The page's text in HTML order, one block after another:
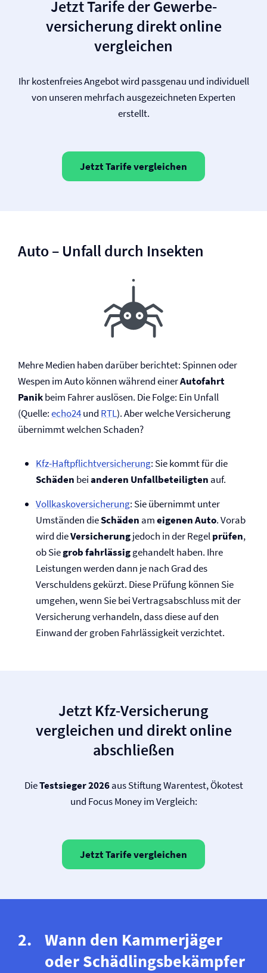
Jetzt Tarife der Gewerbe­
versicherung direkt online
vergleichen
Ihr kostenfreies Angebot wird passgenau und individuell
von unseren mehrfach ausgezeichneten Experten
erstellt.
Jetzt Tarife vergleichen
Auto – Unfall durch Insekten
Mehre Medien haben darüber berichtet: Spinnen oder
Wespen im Auto können während einerAutofahrt
Panikbeim Fahrer auslösen. Die Folge: Ein Unfall
(Quelle:echo24und RTL). Aber welche Versicherung
übernimmt welchen Schaden?
Kfz-Haftpflicht­versicherung: Sie kommt für die
Schäden beianderen Unfallbeteiligten auf.
Vollkasko­versicherung: Sie übernimmt unter
Umständen dieSchäden ameigenen Auto. Vorab
wird dieVersicherungjedoch in der Regelprüfen,
ob Siegrob fahrlässiggehandelt haben. Ihre
Leistungen werden dann je nach Grad des
Verschuldens gekürzt. Diese Prüfung können Sie
umgehen, wenn Sie bei Vertragsabschluss mit der
Versicherung verhandeln, dass diese auf den
Einwand der groben Fahrlässigkeit verzichtet.
Jetzt Kfz-Versicherung
vergleichen und direkt online
abschließen
DieTestsieger 2026aus Stiftung Warentest, Ökotest
und Focus Money im Vergleich:
Jetzt Tarife vergleichen
Wann den Kammerjäger
oder Schädlingsbekämpfer